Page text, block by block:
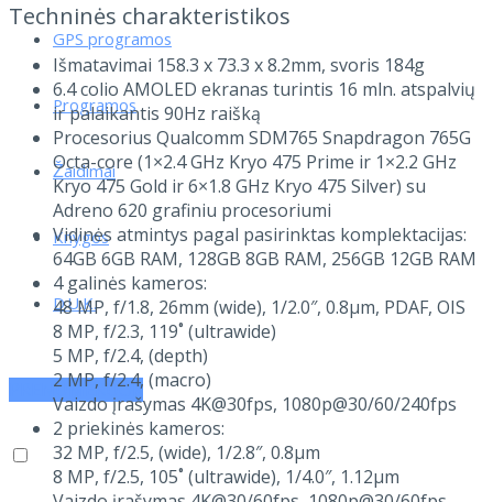
GPS programos
Programos
Žaidimai
Knygos
D.U.K.
PRENUMERUOK
Techninės charakteristikos
Išmatavimai 158.3 x 73.3 x 8.2mm, svoris 184g
6.4 colio AMOLED ekranas turintis 16 mln. atspalvių
ir palaikantis 90Hz raišką
Procesorius Qualcomm SDM765 Snapdragon 765G
Octa-core (1×2.4 GHz Kryo 475 Prime ir 1×2.2 GHz
Kryo 475 Gold ir 6×1.8 GHz Kryo 475 Silver) su
Adreno 620 grafiniu procesoriumi
Vidinės atmintys pagal pasirinktas komplektacijas:
64GB 6GB RAM, 128GB 8GB RAM, 256GB 12GB RAM
4 galinės kameros:
48 MP, f/1.8, 26mm (wide), 1/2.0″, 0.8µm, PDAF, OIS
8 MP, f/2.3, 119˚ (ultrawide)
5 MP, f/2.4, (depth)
2 MP, f/2.4, (macro)
Vaizdo įrašymas 4K@30fps, 1080p@30/60/240fps
2 priekinės kameros:
32 MP, f/2.5, (wide), 1/2.8″, 0.8µm
8 MP, f/2.5, 105˚ (ultrawide), 1/4.0″, 1.12µm